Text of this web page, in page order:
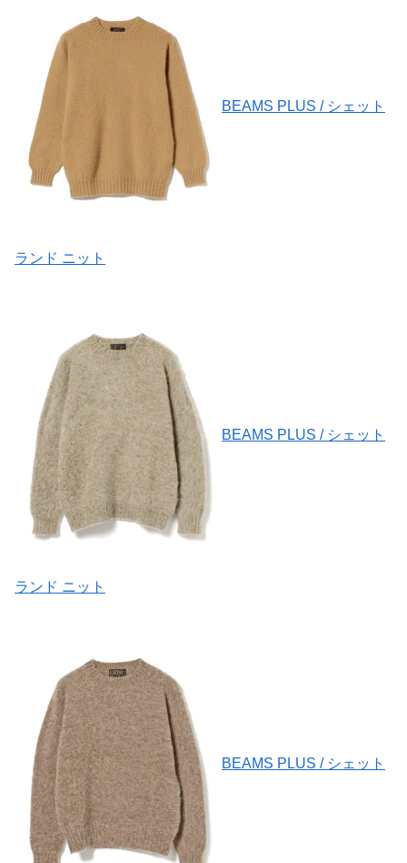
BEAMS PLUS / シェット
ランド ニット
BEAMS PLUS / シェット
ランド ニット
BEAMS PLUS / シェット